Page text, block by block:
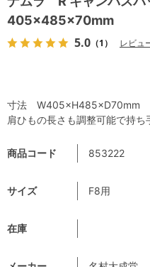
405×485×70mm
5.0 （1） レビュ
商品コード 853222
サイズ F8用
在庫
寸法 W405×H485×D70mm
肩ひもの長さも調整可能で持ち